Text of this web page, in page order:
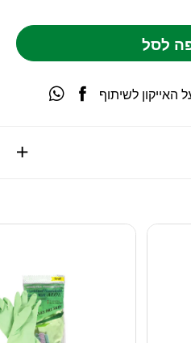
לסל
לשיתוף